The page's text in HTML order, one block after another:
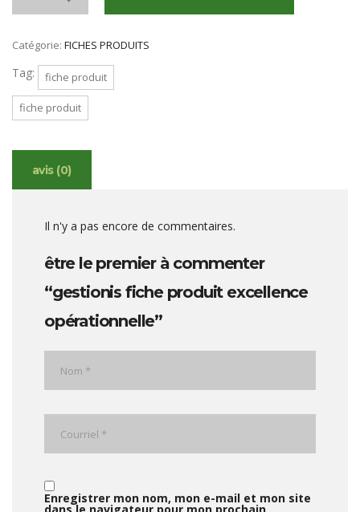
Catégorie: FICHES PRODUITS
Tag: fiche produit
fiche produit
avis (0)
Il n'y a pas encore de commentaires.
être le premier à commenter
“gestionis fiche produit excellence
opérationnelle”
Enregistrer mon nom, mon e-mail et mon site